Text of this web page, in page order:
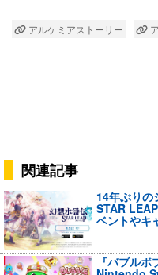
アルケミアストーリー
関連記事
14年ぶりの
STAR
ベントやキ
『バブル